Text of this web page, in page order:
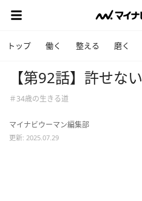
トップ 働く 整える 磨く
【第92話】許せない
＃34歳の生きる道
マイナビウーマン編集部
更新: 2025.07.29